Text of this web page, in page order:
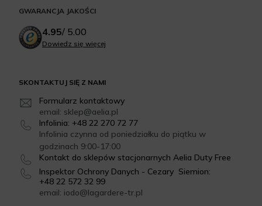
SKONTAKTUJ SIĘ Z NAMI
Formularz kontaktowy
email: sklep@aelia.pl
Infolinia: +48 22 270 72 77
Infolinia czynna od poniedziałku do piątku w
godzinach 9:00-17:00
Kontakt do sklepów stacjonarnych Aelia Duty Free
Inspektor Ochrony Danych - Cezary Siemion:
+48 22 572 32 99
email: iodo@lagardere-tr.pl
GWARANCJA JAKOŚCI
4.95/ 5.00
Dowiedz się więcej